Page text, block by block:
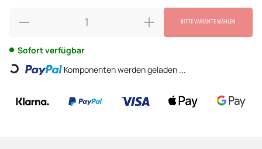
BITTE VARIANTE WÄHLEN
Sofort verfügbar
Loading... Komponenten werden geladen ...